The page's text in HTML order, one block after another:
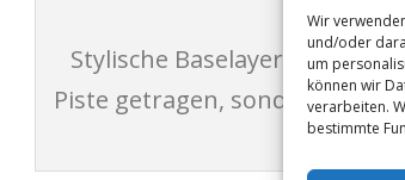
Wir
und/oder
um
können wir
verarbeiten.
bestimmte
Stylische Baselayer werden
Piste getragen, sondern